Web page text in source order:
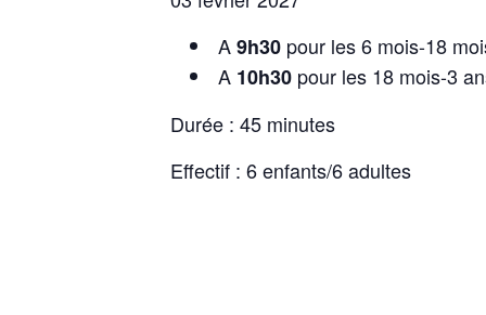
A9h30 pour les 6 mois-18
A 10h30 pour les 18 mois-3
Durée : 45 minutes
Effectif : 6 enfants/6 adultes